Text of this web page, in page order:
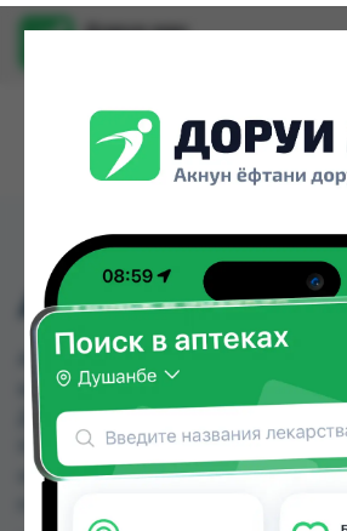
Доруи ман
АДАПТОЛ
АДАПТОЛ 300МГ №20 можно
заказать в аптеках, Саховати
Дорухона, Аптека АХРОМ,
Нур (Nur), Аптека ЧДММ
от 38.00 TJS до 105.60 TJS в